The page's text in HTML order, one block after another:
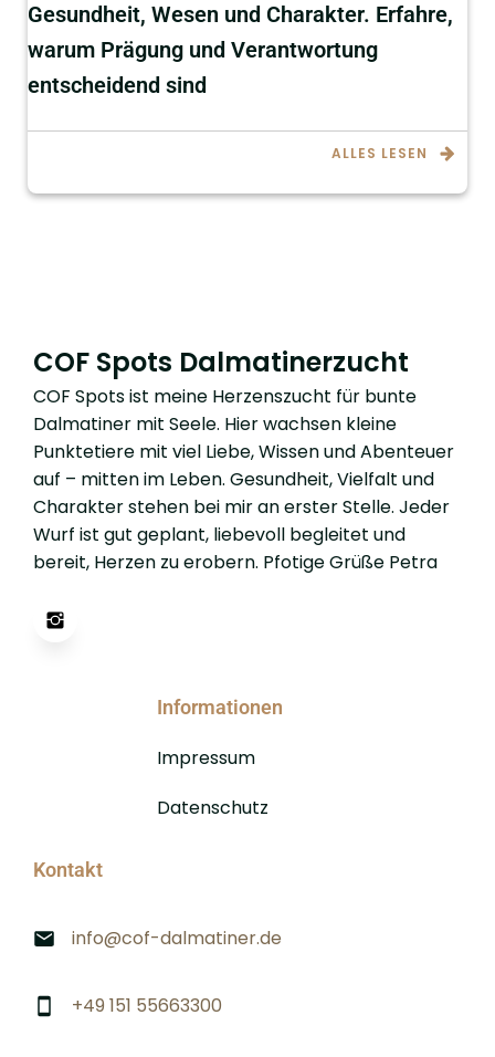
Gesundheit, Wesen und Charakter. Erfahre,
warum Prägung und Verantwortung
entscheidend sind
ALLES LESEN
COF Spots Dalmatinerzucht
COF Spots ist meine Herzenszucht für bunte
Dalmatiner mit Seele. Hier wachsen kleine
Punktetiere mit viel Liebe, Wissen und Abenteuer
auf – mitten im Leben. Gesundheit, Vielfalt und
Charakter stehen bei mir an erster Stelle. Jeder
Wurf ist gut geplant, liebevoll begleitet und
bereit, Herzen zu erobern. Pfotige Grüße Petra
Informationen
Impressum
Datenschutz
Kontakt
info@cof-dalmatiner.de
+49 151 55663300